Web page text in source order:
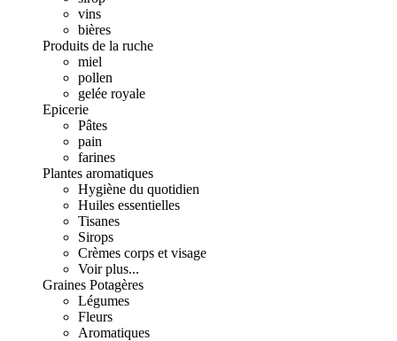
vins
bières
Produits de la ruche
miel
pollen
gelée royale
Epicerie
Pâtes
pain
farines
Plantes aromatiques
Hygiène du quotidien
Huiles essentielles
Tisanes
Sirops
Crèmes corps et visage
Voir plus...
Graines Potagères
Légumes
Fleurs
Aromatiques